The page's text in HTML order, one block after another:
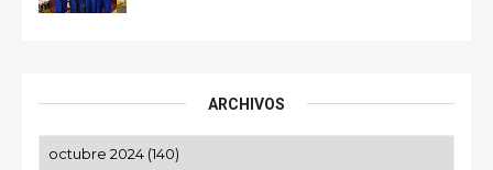
ARCHIVOS